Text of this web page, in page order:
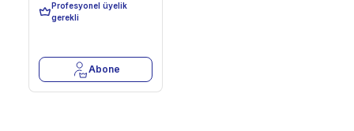
Profesyonel üyelik
gerekli
Son 50 Adet
Abone